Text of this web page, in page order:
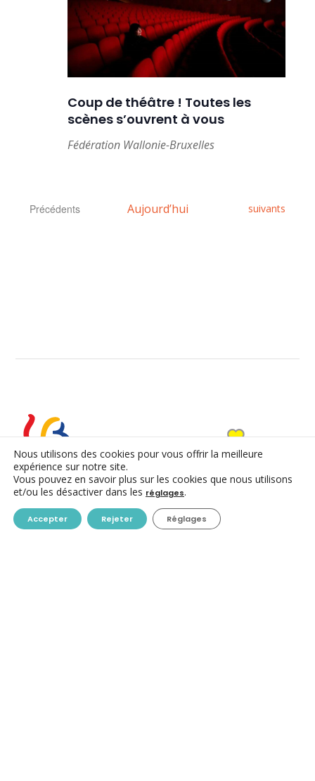
Coup de théâtre ! Toutes les
scènes s’ouvrent à vous
Fédération Wallonie-Bruxelles
Évènements
Précédents Aujourd’hui Évènements
suivants
Nous utilisons des cookies pour vous offrir la meilleure
expérience sur notre site.
Vous pouvez en savoir plus sur les cookies que nous utilisons
et/ou les désactiver dans les réglages.
Accepter Rejeter Réglages